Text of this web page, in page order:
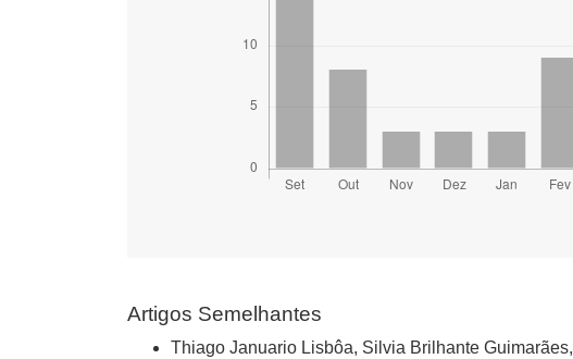
Artigos Semelhantes
Thiago Januario Lisbôa, Silvia Brilhante Guimarães,